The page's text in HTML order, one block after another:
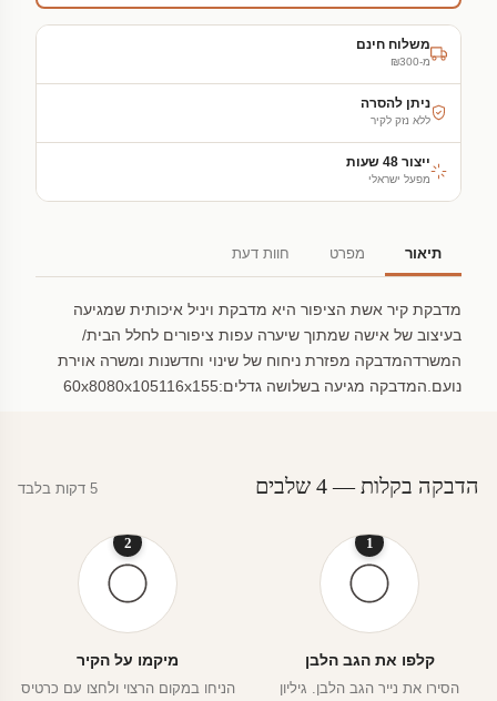
משלוח חינם
מ-₪300
ניתן להסרה
ללא נזק לקיר
ייצור 48 שעות
מפעל ישראלי
תיאור מפרט חוות דעת
מדבקת קיר אשת הציפור היא מדבקת ויניל איכותית שמגיעה
בעיצוב של אישה שמתוך שיערה עפות ציפורים לחלל הבית/
המשרדהמדבקה מפזרת ניחוח של שינוי וחדשנות ומשרה אוירת
נועם.המדבקה מגיעה בשלושה גדלים:60x8080x105116x155
הדבקה בקלות — 4 שלבים 5 דקות בלבד
1
קלפו את הגב הלבן
הסירו את נייר הגב הלבן. גיליון
2
מיקמו על הקיר
הניחו במקום הרצוי ולחצו עם כרטיס